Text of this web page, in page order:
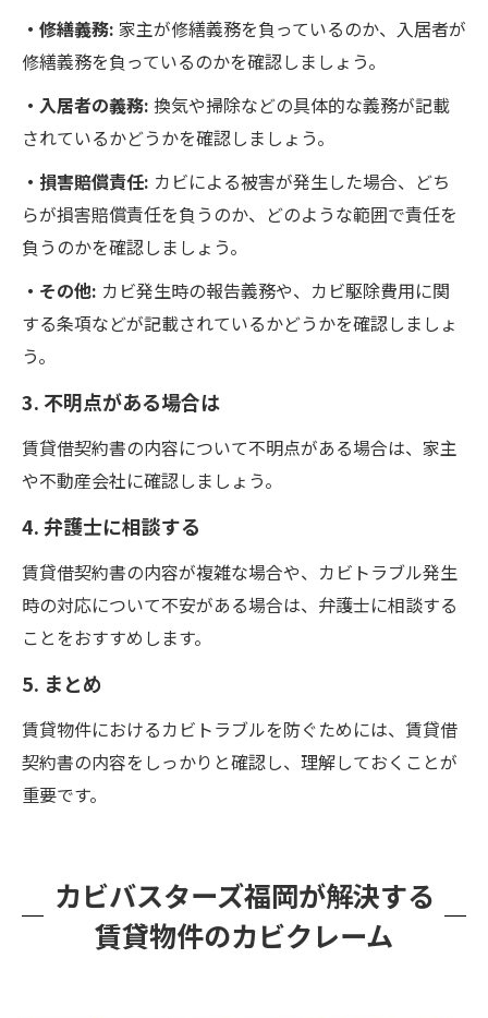
・修繕義務: 家主が修繕義務を負っているのか、入居者が
修繕義務を負っているのかを確認しましょう。
・入居者の義務: 換気や掃除などの具体的な義務が記載
されているかどうかを確認しましょう。
・損害賠償責任: カビによる被害が発生した場合、どち
らが損害賠償責任を負うのか、どのような範囲で責任を
負うのかを確認しましょう。
・その他: カビ発生時の報告義務や、カビ駆除費用に関
する条項などが記載されているかどうかを確認しましょ
う。
3. 不明点がある場合は
賃貸借契約書の内容について不明点がある場合は、家主
や不動産会社に確認しましょう。
4. 弁護士に相談する
賃貸借契約書の内容が複雑な場合や、カビトラブル発生
時の対応について不安がある場合は、弁護士に相談する
ことをおすすめします。
5. まとめ
賃貸物件におけるカビトラブルを防ぐためには、賃貸借
契約書の内容をしっかりと確認し、理解しておくことが
重要です。
カビバスターズ福岡が解決する
賃貸物件のカビクレーム